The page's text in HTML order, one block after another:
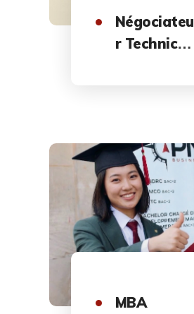
Négociateu
r Technico-
MBA